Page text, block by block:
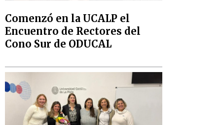
Comenzó en la UCALP el
Encuentro de Rectores del
Cono Sur de ODUCAL